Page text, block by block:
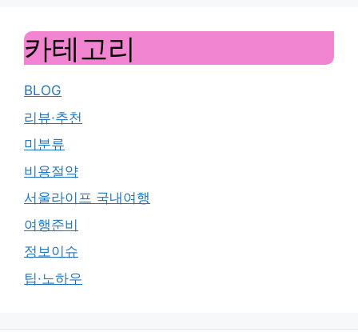
카테고리
BLOG
리뷰·추천
미분류
비용절약
서울라이프 국내여행
여행준비
정보이슈
팁·노하우